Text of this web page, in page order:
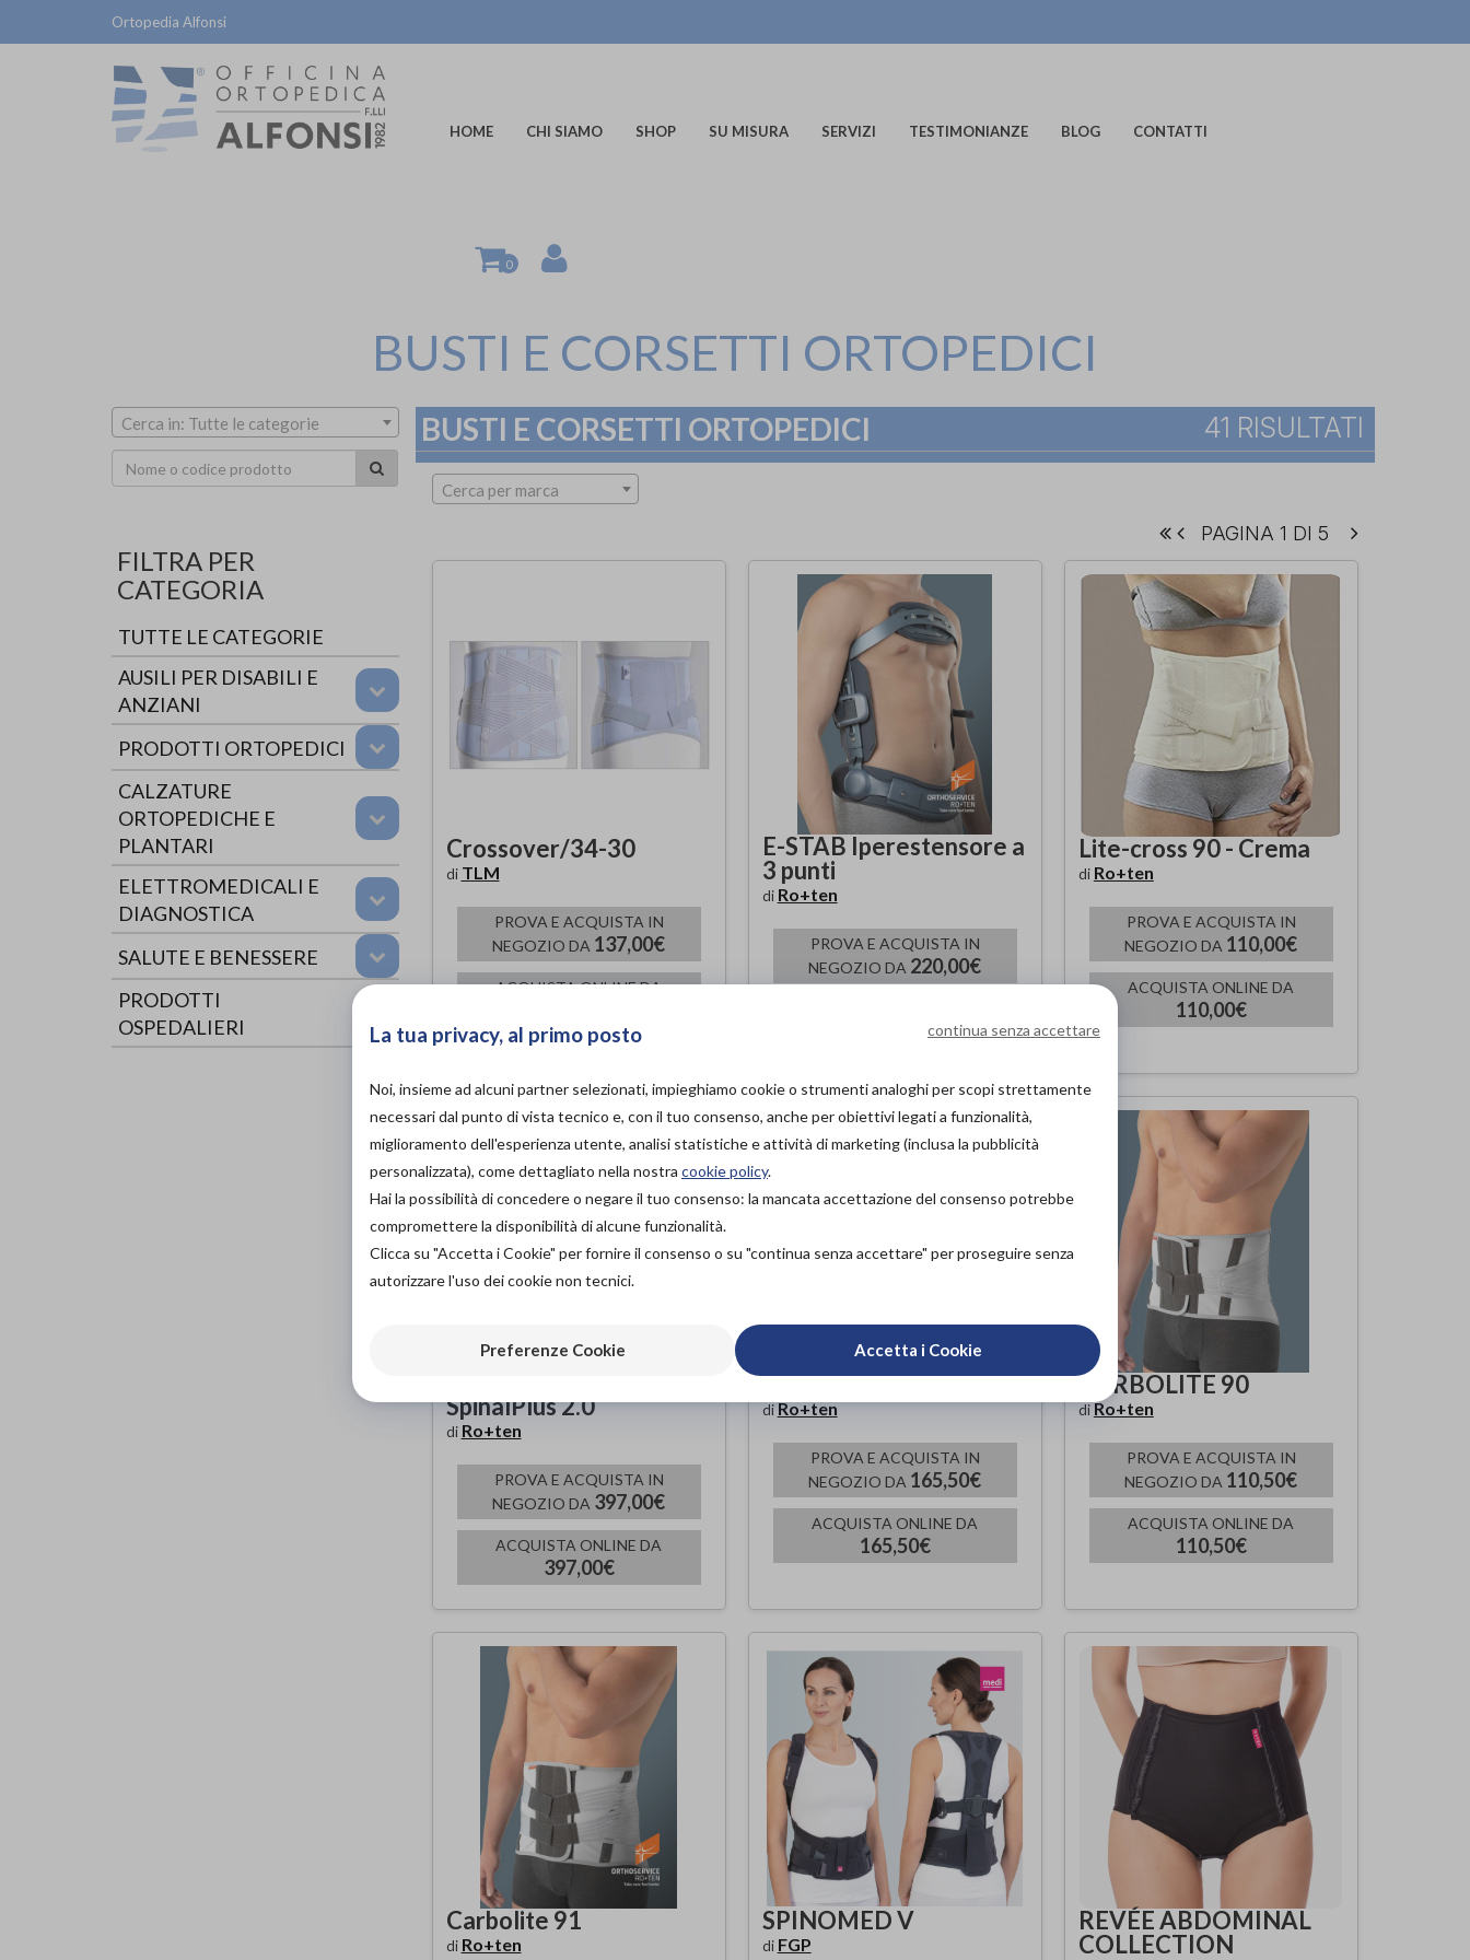
Ortopedia Alfonsi
HOME CHI SIAMO SHOP SU MISURA SERVIZI TESTIMONIANZE BLOG CONTATTI
0
BUSTI E CORSETTI ORTOPEDICI
Cerca in: Tutte le categorie
FILTRA PER
CATEGORIA
TUTTE LE CATEGORIE
AUSILI PER DISABILI E
ANZIANI
PRODOTTI ORTOPEDICI
CALZATURE
ORTOPEDICHE E
PLANTARI
ELETTROMEDICALI E
DIAGNOSTICA
SALUTE E BENESSERE
PRODOTTI
OSPEDALIERI
BUSTI E CORSETTI ORTOPEDICI 41 RISULTATI
Cerca per marca
PAGINA 1 DI 5
Crossover/34-30
di TLM
PROVA E ACQUISTA IN
NEGOZIO DA 137,00€
ACQUISTA ONLINE DA
E-STAB Iperestensore a
3 punti
di Ro+ten
PROVA E ACQUISTA IN
NEGOZIO DA 220,00€
220,00€
Lite-cross 90 - Crema
di Ro+ten
PROVA E ACQUISTA IN
NEGOZIO DA 110,00€
ACQUISTA ONLINE DA
110,00€
SpinalPlus 2.0
di Ro+ten
PROVA E ACQUISTA IN
NEGOZIO DA 397,00€
ACQUISTA ONLINE DA
397,00€
LumboPull70
diRo+ten
PROVA E ACQUISTA IN
NEGOZIO DA 165,50€
ACQUISTA ONLINE DA
165,50€
CARBOLITE 90
diRo+ten
PROVA E ACQUISTA IN
NEGOZIO DA 110,50€
ACQUISTA ONLINE DA
110,50€
Carbolite 91
di Ro+ten
SPINOMED V
di FGP
REVÉE ABDOMINAL
COLLECTION
La tua privacy, al primo posto continua senza accettare
Noi, insieme ad alcuni partner selezionati, impieghiamo cookie o strumenti analoghi per scopi strettamente
necessari dal punto di vista tecnico e, con il tuo consenso, anche per obiettivi legati a funzionalità,
miglioramento dell'esperienza utente, analisi statistiche e attività di marketing (inclusa la pubblicità
personalizzata), come dettagliato nella nostra cookie policy.
Hai la possibilità di concedere o negare il tuo consenso: la mancata accettazione del consenso potrebbe
compromettere la disponibilità di alcune funzionalità.
Clicca su "Accetta i Cookie" per fornire il consenso o su "continua senza accettare" per proseguire senza
autorizzare l'uso dei cookie non tecnici.
Preferenze Cookie Accetta i Cookie